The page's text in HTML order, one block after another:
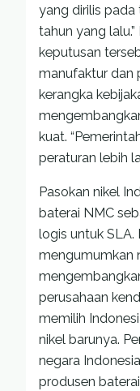
yang dirilis pada
tahun yang
keputusan
manufaktur dan
kerangka
kuat.
peraturan lebih
Pasokan nikel
baterai NMC
logis untuk SLA.
mengumumkan
perusahaan
memilih
nikel barunya.
negara
produsen